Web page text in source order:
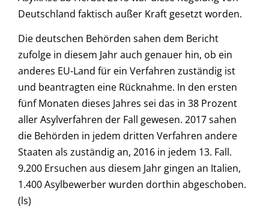
Deutschland faktisch außer Kraft gesetzt worden.
Die deutschen Behörden sahen dem Bericht
zufolge in diesem Jahr auch genauer hin, ob ein
anderes EU-Land für ein Verfahren zuständig ist
und beantragten eine Rücknahme. In den ersten
fünf Monaten dieses Jahres sei das in 38 Prozent
aller Asylverfahren der Fall gewesen. 2017 sahen
die Behörden in jedem dritten Verfahren andere
Staaten als zuständig an, 2016 in jedem 13. Fall.
9.200 Ersuchen aus diesem Jahr gingen an Italien,
1.400 Asylbewerber wurden dorthin abgeschoben.
(ls)